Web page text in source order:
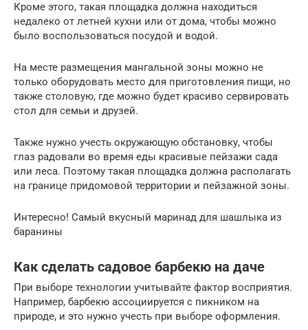
Кроме этого, такая площадка должна находиться
недалеко от летней кухни или от дома, чтобы можно
было воспользоваться посудой и водой.
На месте размещения мангальной зоны можно не
только оборудовать место для приготовления пищи, но
также столовую, где можно будет красиво сервировать
стол для семьи и друзей.
Также нужно учесть окружающую обстановку, чтобы
глаз радовали во время еды красивые пейзажи сада
или леса. Поэтому такая площадка должна располагать
на границе придомовой территории и пейзажной зоны.
Интересно! Самый вкусный маринад для шашлыка из
баранины
Как сделать садовое барбекю на даче
При выборе технологии учитывайте фактор восприятия.
Например, барбекю ассоциируется с пикником на
природе, и это нужно учесть при выборе оформления.